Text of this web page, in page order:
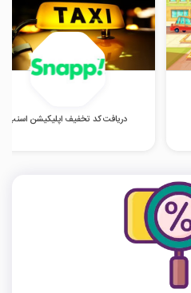
دریافت کد تخفیف اپلیکیشن اسنپ